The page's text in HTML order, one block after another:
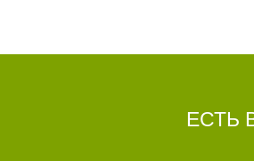
ЕСТЬ